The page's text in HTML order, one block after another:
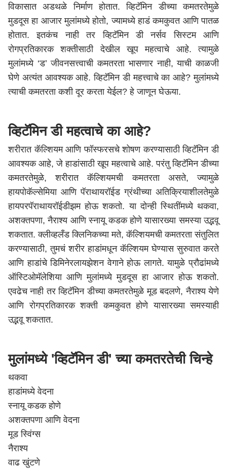
विकासात अडथळे निर्माण होतात. व्हिटॅमिन डीच्या कमतरतेमुळे
मुडदूस हा आजार मुलांमध्ये होतो, ज्यामध्ये हाडं कमकुवत आणि पातळ
होतात. इतकंच नाही तर व्हिटॅमिन डी नर्सव सिस्टम आणि
रोगप्रतिकारक शक्तीसाठी देखील खूप महत्वाचे आहे. त्यामुळे
मुलांमध्ये ‘ड’ जीवनसत्त्वाची कमतरता भासणार नाही, याची काळजी
घेणे अत्यंत आवश्यक आहे. व्हिटॅमिन डी महत्त्वाचे का आहे? मुलांमध्ये
त्याची कमतरता कशी दूर करता येईल? हे जाणून घेऊया.
व्हिटॅमिन डी महत्वाचे का आहे?
शरीरात कॅल्शियम आणि फॉस्फरसचे शोषण करण्यासाठी व्हिटॅमिन डी
आवश्यक आहे, जे हाडांसाठी खूप महत्वाचे आहे. परंतु व्हिटॅमिन डीच्या
कमतरतेमुळे, शरीरात कॅल्शियमची कमतरता असते, ज्यामुळे
हायपोकॅल्सेमिया आणि पॅराथायरॉईड ग्रंथीच्या अतिक्रियाशीलतेमुळे
हायपरपॅराथायरॉईडीझम होऊ शकतो. या दोन्ही स्थितींमध्ये थकवा,
अशक्तपणा, नैराश्य आणि स्नायू कडक होणे यासारख्या समस्या उद्भवू
शकतात. क्लीव्हलँड क्लिनिकच्या मते, कॅल्शियमची कमतरता संतुलित
करण्यासाठी, तुमचं शरीर हाडांमधून कॅल्शियम घेण्यास सुरुवात करते
आणि हाडांचे डिमिनेरलायझेशन वेगाने होऊ लागते. यामुळे प्रौढांमध्ये
ऑस्टिओमॅलेशिया आणि मुलांमध्ये मुडदूस हा आजार होऊ शकतो.
एवढेच नाही तर व्हिटॅमिन डीच्या कमतरतेमुळे मूड बदलणे, नैराश्य येणे
आणि रोगप्रतिकारक शक्ती कमकुवत होणे यासारख्या समस्याही
उद्भवू शकतात.
मुलांमध्ये 'व्हिटॅमिन डी' च्या कमतरतेची चिन्हे
थकवा
हाडांमध्ये वेदना
स्नायू कडक होणे
अशक्तपणा आणि वेदना
मूड स्विंग्स
नैराश्य
वाढ खुंटणे